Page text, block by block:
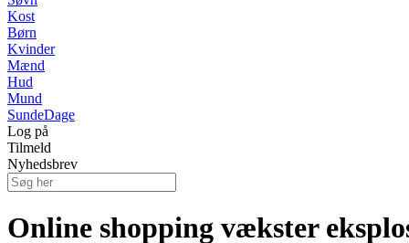
Kost
Børn
Kvinder
Mænd
Hud
Mund
SundeDage
Log på
Tilmeld
Nyhedsbrev
Online shopping vækster